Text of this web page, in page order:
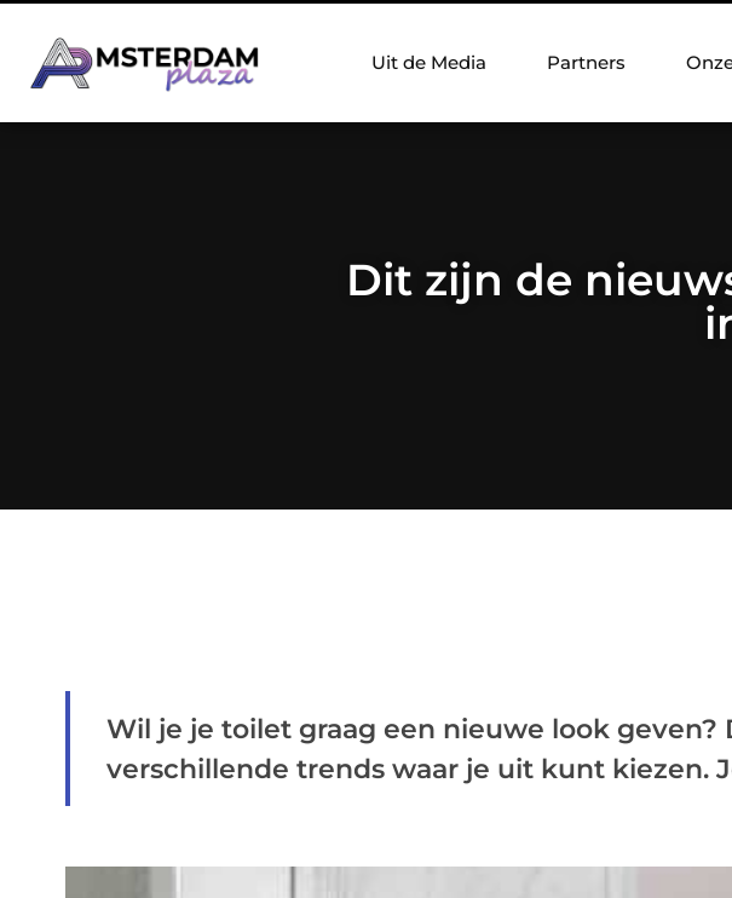
Uit de Media Partners
Dit zijn de
Wil je je toilet graag een nieuwe look geven?
verschillende trends waar je uit kunt kiezen.